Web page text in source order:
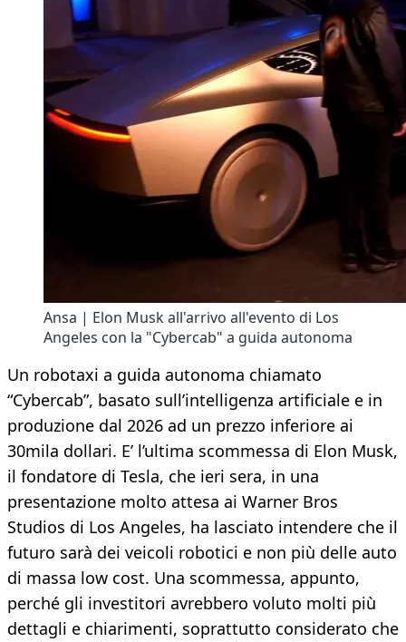
Ansa | Elon Musk all'arrivo all'evento di Los
Angeles con la "Cybercab" a guida autonoma
Un robotaxi a guida autonoma chiamato
“Cybercab”, basato sull’intelligenza artificiale e in
produzione dal 2026 ad un prezzo inferiore ai
30mila dollari. E’ l’ultima scommessa di Elon Musk,
il fondatore di Tesla, che ieri sera, in una
presentazione molto attesa ai Warner Bros
Studios di Los Angeles, ha lasciato intendere che il
futuro sarà dei veicoli robotici e non più delle auto
di massa low cost. Una scommessa, appunto,
perché gli investitori avrebbero voluto molti più
dettagli e chiarimenti, soprattutto considerato che